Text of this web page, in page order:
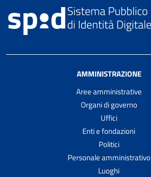
AMMINISTRAZIONE
Aree amministrative
Organi di governo
Uffici
Enti e fondazioni
Politici
Personale amministrativo
Luoghi